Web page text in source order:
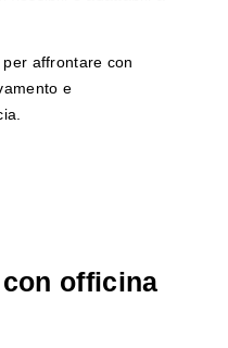
affrontare con
e
officina